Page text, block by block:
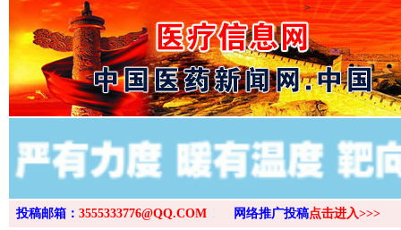
>
投稿邮箱： 3555333776@QQ.COM 网络推广投稿点击进入>>>